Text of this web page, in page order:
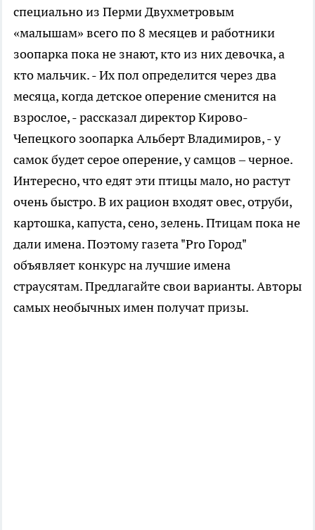
специально из ПермиДвухметровым
«малышам» всего по 8 месяцев и работники
зоопарка пока не знают, кто из них девочка, а
кто мальчик. - Их пол определится через два
месяца, когда детское оперение сменится на
взрослое, - рассказал директор Кирово-
Чепецкого зоопарка Альберт Владимиров, - у
самок будет серое оперение, у самцов – черное.
Интересно, что едят эти птицы мало, но растут
очень быстро. В их рацион входят овес, отруби,
картошка, капуста, сено, зелень. Птицам пока не
дали имена. Поэтому газета "Pro Город"
объявляет конкурс на лучшие имена
страусятам. Предлагайте свои варианты. Авторы
самых необычных имен получат призы.